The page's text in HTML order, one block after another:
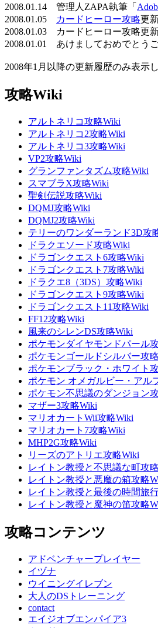
2008.01.14 管理人ZAPA執筆「
2008.01.05
カードヒーロー攻略更
2008.01.03 カードヒーロー攻略更
2008.01.01 あけましておめでとう
2008年1月以降の更新履歴のみ表示
攻略Wiki
アルトネリコ攻略Wiki
アルトネリコ2攻略Wiki
アルトネリコ3攻略Wiki
VP2攻略Wiki
グランファンタズム攻略Wiki
スマブラX攻略Wiki
聖剣伝説攻略Wiki
DQMJ攻略Wiki
DQMJ2攻略Wiki
テリーのワンダーランド3D攻
ドラクエソード攻略Wiki
ドラゴンクエスト6攻略Wiki
ドラゴンクエスト7攻略Wiki
ドラクエ8（3DS）攻略Wiki
ドラゴンクエスト9攻略Wiki
ドラゴンクエスト11攻略Wiki
FF12攻略Wiki
風来のシレンDS攻略Wiki
ポケモンダイヤモンドパール
ポケモンゴールドシルバー攻
ポケモンブラック・ホワイト
ポケモン オメガルビー・アル
ポケモン不思議のダンジョン
マザー3攻略Wiki
マリオカートWii攻略Wiki
マリオカート7攻略Wiki
MHP2G攻略Wiki
リーズのアトリエ攻略Wiki
レイトン教授と不思議な町攻
レイトン教授と悪魔の箱攻略
レイトン教授と最後の時間旅
レイトン教授と魔神の笛攻略
攻略コンテンツ
アドベンチャープレイヤー
イヅナ
ウイニングイレブン
大人のDSトレーニング
contact
エイジオブエンパイア3